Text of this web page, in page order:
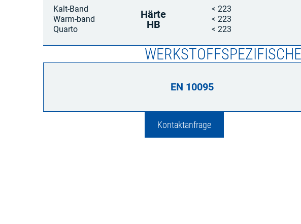
Kalt-Band
Warm-band
Quarto
Härte
HB
< 223
< 223
< 223
EN 10095
Kontaktanfrage